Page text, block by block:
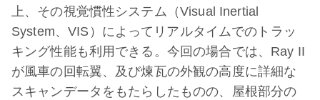
上、その視覚慣性システム（Visual Inertial
System、VIS）によってリアルタイムでのトラッ
キング性能も利用できる。今回の場合では、Ray II
が風車の回転翼、及び煉瓦の外観の高度に詳細な
スキャンデータをもたらしたものの、屋根部分の